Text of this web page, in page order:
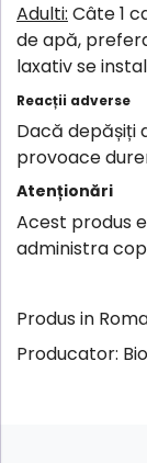
Adulti: Câte 1
de apă,
laxativ se
Reacții adverse
Dacă depășiți
provoace
Atenționări
Acest produs
administra
Produs in
Producator: